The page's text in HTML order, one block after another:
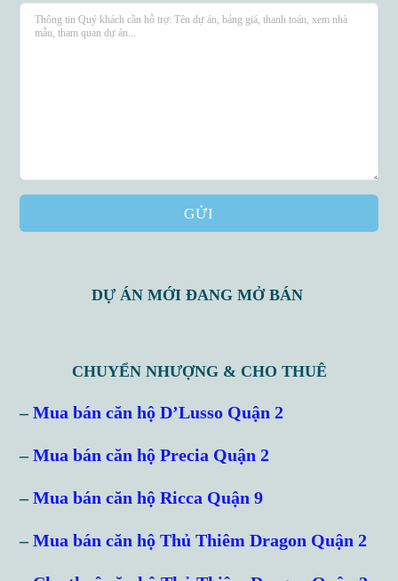
GỬI
DỰ ÁN MỚI ĐANG MỞ BÁN
CHUYỂN NHƯỢNG & CHO THUÊ
–Mua bán căn hộ D’Lusso Quận 2
–Mua bán căn hộ Precia Quận 2
–Mua bán căn hộ Ricca Quận 9
–Mua bán căn hộ Thủ Thiêm Dragon Quận 2